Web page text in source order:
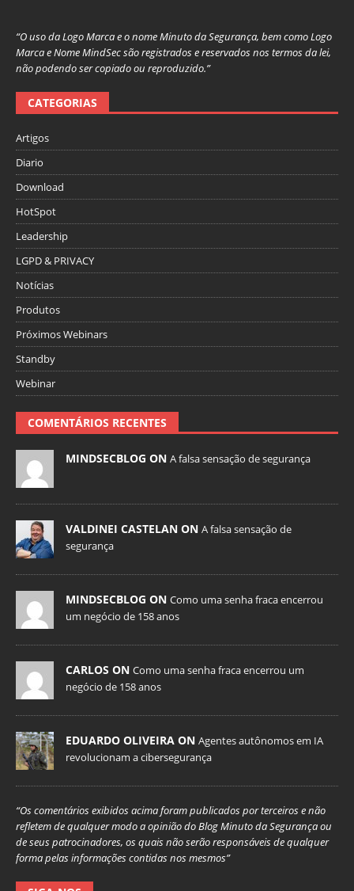
“O uso da Logo Marca e o nome Minuto da Segurança, bem como Logo
Marca e Nome MindSec são registrados e reservados nos termos da lei,
não podendo ser copiado ou reproduzido.”
CATEGORIAS
Artigos
Diario
Download
HotSpot
Leadership
LGPD & PRIVACY
Notícias
Produtos
Próximos Webinars
Standby
Webinar
COMENTÁRIOS RECENTES
MINDSECBLOG ON A falsa sensação de segurança
VALDINEI CASTELAN ON A falsa sensação de
segurança
MINDSECBLOG ON Como uma senha fraca encerrou
um negócio de 158 anos
CARLOS ON Como uma senha fraca encerrou um
negócio de 158 anos
EDUARDO OLIVEIRA ON Agentes autônomos em IA
revolucionam a cibersegurança
“Os comentários exibidos acima foram publicados por terceiros e não
refletem de qualquer modo a opinião do Blog Minuto da Segurança ou
de seus patrocinadores, os quais não serão responsáveis de qualquer
forma pelas informações contidas nos mesmos”